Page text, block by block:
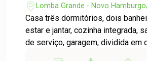
Lomba Grande - Novo
Casa três dormitórios, dois
estar e jantar, cozinha integrada,
de serviço, garagem, dividida em